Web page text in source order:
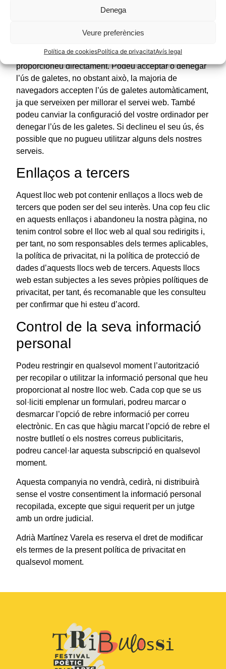
Denega
Veure preferències
Política de cookiesPolítica de privacitatAvís legal
galetes en qualsevol moment des del vostre
proporcionar un millor servei dels llocs web, i no
ordinador, a menys que així ho vulgueu i la
proporcioneu directament. Podeu acceptar o denegar
l’ús de galetes, no obstant això, la majoria de
navegadors accepten l’ús de galetes automàticament,
ja que serveixen per millorar el servei web. També
podeu canviar la configuració del vostre ordinador per
denegar l’ús de les galetes. Si declineu el seu ús, és
possible que no pugueu utilitzar alguns dels nostres
serveis.
Enllaços a tercers
Aquest lloc web pot contenir enllaços a llocs web de
tercers que poden ser del seu interès. Una cop feu clic
en aquests enllaços i abandoneu la nostra pàgina, no
tenim control sobre el lloc web al qual sou redirigits i,
per tant, no som responsables dels termes aplicables,
la política de privacitat, ni la política de protecció de
dades d’aquests llocs web de tercers. Aquests llocs
web estan subjectes a les seves pròpies polítiques de
privacitat, per tant, és recomanable que les consulteu
per confirmar que hi esteu d’acord.
Control de la seva informació
personal
Podeu restringir en qualsevol moment l’autorització
per recopilar o utilitzar la informació personal que heu
proporcionat al nostre lloc web. Cada cop que se us
sol·liciti emplenar un formulari, podreu marcar o
desmarcar l’opció de rebre informació per correu
electrònic. En cas que hàgiu marcat l’opció de rebre el
nostre butlletí o els nostres correus publicitaris,
podreu cancel·lar aquesta subscripció en qualsevol
moment.
Aquesta companyia no vendrà, cedirà, ni distribuirà
sense el vostre consentiment la informació personal
recopilada, excepte que sigui requerit per un jutge
amb un ordre judicial.
Adrià Martínez Varela es reserva el dret de modificar
els termes de la present política de privacitat en
qualsevol moment.